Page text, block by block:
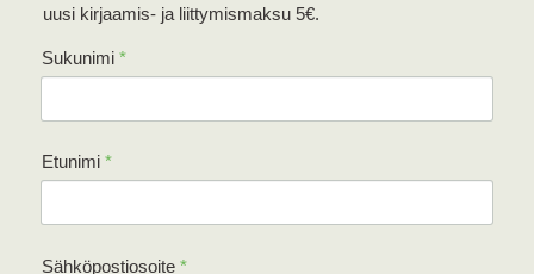
uusi kirjaamis- ja liittymismaksu 5€.
Sukunimi *
Etunimi *
Sähköpostiosoite *